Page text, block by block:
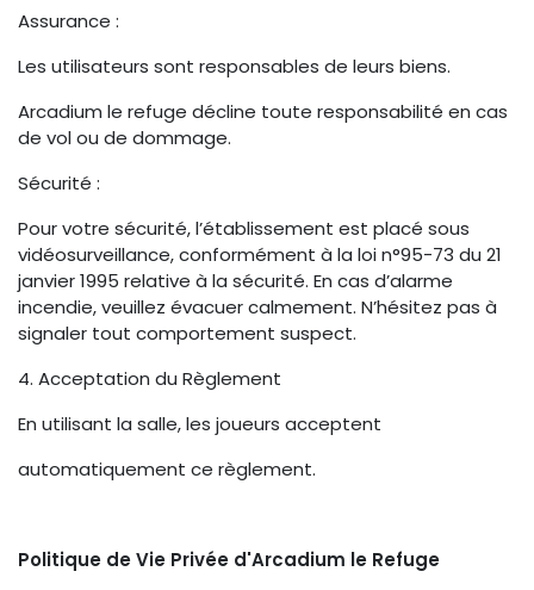
Assurance :
Les utilisateurs sont responsables de leurs biens.
Arcadium le refuge décline toute responsabilité en cas
de vol ou de dommage.
Sécurité :
Pour votre sécurité, l’établissement est placé sous
vidéosurveillance, conformément à la loi n°95-73 du 21
janvier 1995 relative à la sécurité. En cas d’alarme
incendie, veuillez évacuer calmement. N’hésitez pas à
signaler tout comportement suspect.
4. Acceptation du Règlement
En utilisant la salle, les joueurs acceptent
automatiquement ce règlement.
Politique de Vie Privée d'Arcadium le Refuge